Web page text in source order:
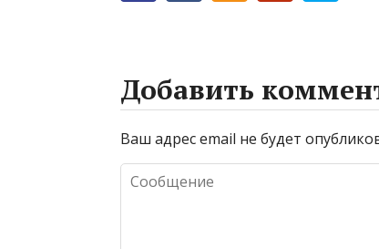
Добавить
Ваш адрес email не будет